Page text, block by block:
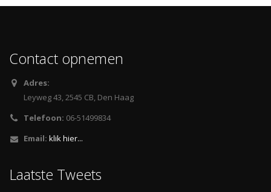
Contact opnemen
Adres:
Leyweg 43, 2545 CB, Den Haag
Telefoon: 06-51499834
Email: klik hier...
Laatste Tweets